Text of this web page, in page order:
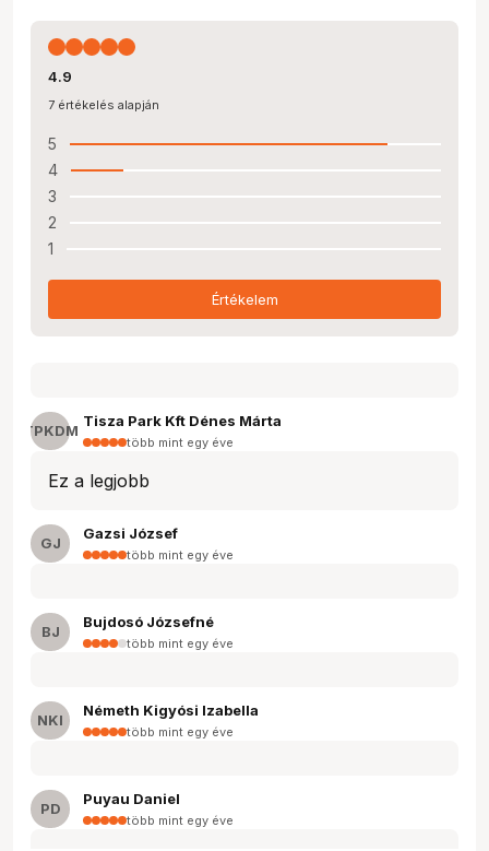
4.9
7 értékelés alapján
5
4
3
2
1
Értékelem
TPKDM
Tisza Park Kft Dénes Márta
több mint egy éve
Ez a legjobb
GJ
Gazsi József
több mint egy éve
BJ
Bujdosó Józsefné
több mint egy éve
NKI
Németh Kigyósi Izabella
több mint egy éve
PD
Puyau Daniel
több mint egy éve